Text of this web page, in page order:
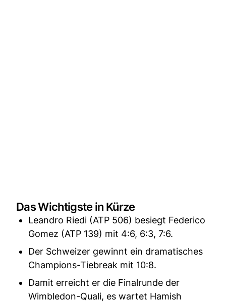
Das Wichtigste in Kürze
Leandro Riedi (ATP 506) besiegt Federico
Gomez (ATP 139) mit 4:6, 6:3, 7:6.
Der Schweizer gewinnt ein dramatisches
Champions-Tiebreak mit 10:8.
Damit erreicht er die Finalrunde der
Wimbledon-Quali, es wartet Hamish